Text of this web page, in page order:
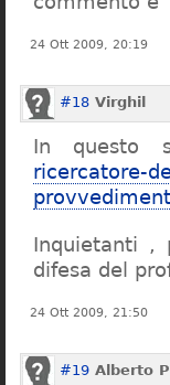
24 Ott 2009, 20:19
#18 Virghil
In questo
ricercatore-
Inquietanti ,
difesa del
24 Ott 2009, 21:50
#19 Alberto